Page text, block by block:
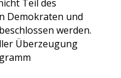
Teil des
Demokraten und
werden.
Überzeugung